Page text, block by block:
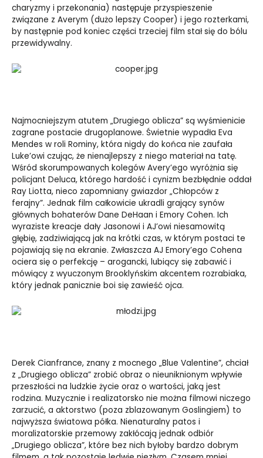
charyzmy i przekonania) następuje przyspieszenie
związane z Averym (dużo lepszy Cooper) i jego rozterkami,
by następnie pod koniec części trzeciej film stał się do bólu
przewidywalny.
Najmocniejszym atutem „Drugiego oblicza” są wyśmienicie
zagrane postacie drugoplanowe. Świetnie wypadła Eva
Mendes w roli Rominy, która nigdy do końca nie zaufała
Luke’owi czując, że nienajlepszy z niego materiał na tatę.
Wśród skorumpowanych kolegów Avery’ego wyróżnia się
policjant Deluca, którego hardość i cynizm bezbłędnie oddał
Ray Liotta, nieco zapomniany gwiazdor „Chłopców z
ferajny”. Jednak film całkowicie ukradli grający synów
głównych bohaterów Dane DeHaan i Emory Cohen. Ich
wyraziste kreacje dały Jasonowi i AJ’owi niesamowitą
głębię, zadziwiającą jak na krótki czas, w którym postaci te
pojawiają się na ekranie. Zwłaszcza AJ Emory’ego Cohena
ociera się o perfekcję – arogancki, lubiący się zabawić i
mówiący z wyuczonym Brooklyńskim akcentem rozrabiaka,
który jednak panicznie boi się zawieść ojca.
Derek Cianfrance, znany z mocnego „Blue Valentine”, chciał
z „Drugiego oblicza” zrobić obraz o nieuniknionym wpływie
przeszłości na ludzkie życie oraz o wartości, jaką jest
rodzina. Muzycznie i realizatorsko nie można filmowi niczego
zarzucić, a aktorstwo (poza zblazowanym Goslingiem) to
najwyższa światowa półka. Nienaturalny patos i
moralizatorskie przemowy zakłócają jednak odbiór
„Drugiego oblicza”, które bez nich byłoby bardzo dobrym